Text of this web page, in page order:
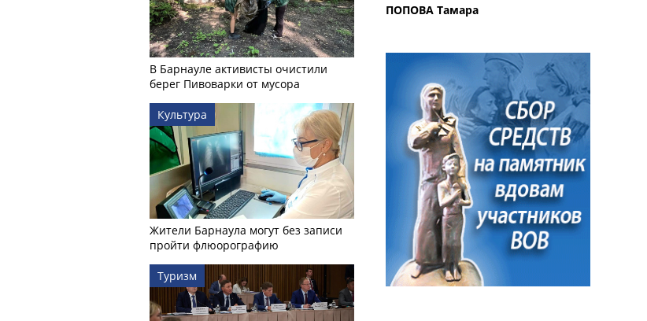
В Барнауле активисты очистили
берег Пивоварки от мусора
Культура
Жители Барнаула могут без записи
пройти флюорографию
Туризм
ПОПОВА Тамара